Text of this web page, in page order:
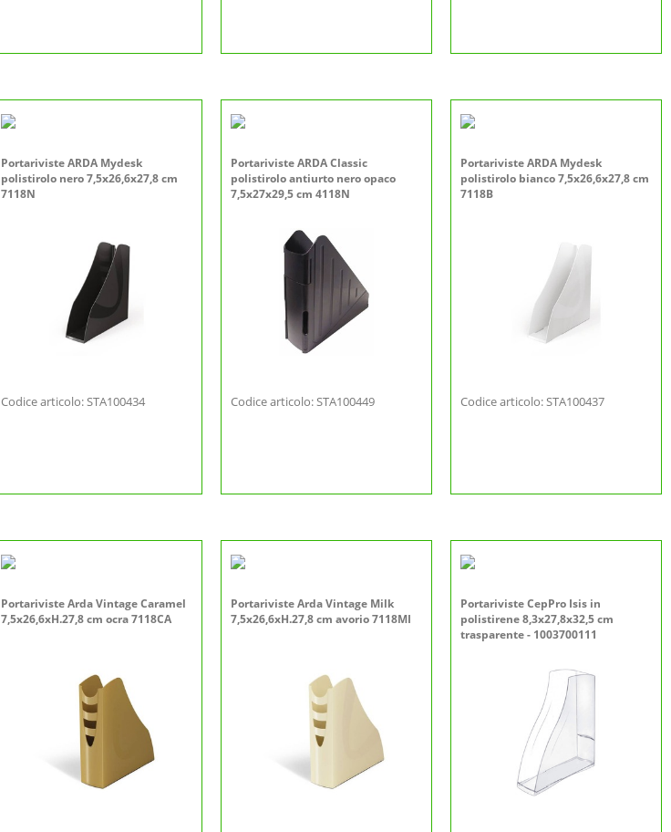
Portariviste ARDA Mydesk
polistirolo nero 7,5x26,6x27,8 cm
7118N
Codice articolo: STA100434
Portariviste ARDA Classic
polistirolo antiurto nero opaco
7,5x27x29,5 cm 4118N
Codice articolo: STA100449
Portariviste ARDA Mydesk
polistirolo bianco 7,5x26,6x27,8 cm
7118B
Codice articolo: STA100437
Portariviste Arda Vintage Caramel
7,5x26,6xH.27,8 cm ocra 7118CA
Portariviste Arda Vintage Milk
7,5x26,6xH.27,8 cm avorio 7118MI
Portariviste CepPro Isis in
polistirene 8,3x27,8x32,5 cm
trasparente - 1003700111